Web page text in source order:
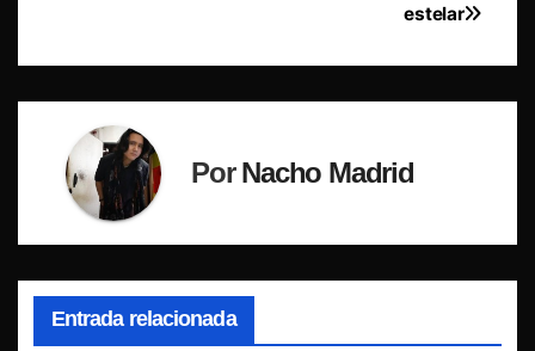
estelar
PorNacho Madrid
Entrada relacionada